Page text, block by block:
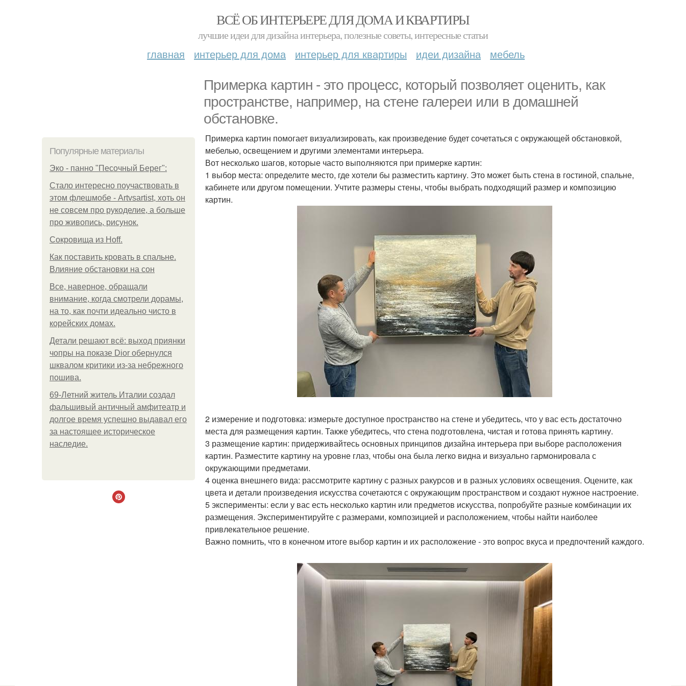
ВСЁ ОБ ИНТЕРЬЕРЕ ДЛЯ ДОМА И КВАРТИРЫ
лучшие идеи для дизайна интерьера, полезные советы, интересные статьи
главная интерьер для дома интерьер для квартиры идеи дизайна мебель
Примерка картин - это процесс, который позволяет оценить, как
пространстве, например, на стене галереи или в домашней
обстановке.
Популярные материалы
Эко - панно "Песочный Берег":
Стало интересно поучаствовать в
этом флешмобе - Artvsartist, хоть он
не совсем про рукоделие, а больше
про живопись, рисунок.
Сокровища из Hoff.
Как поставить кровать в спальне.
Влияние обстановки на сон
Все, наверное, обращали
внимание, когда смотрели дорамы,
на то, как почти идеально чисто в
корейских домах.
Детали решают всё: выход приянки
чопры на показе Dior обернулся
шквалом критики из-за небрежного
пошива.
69-Летний житель Италии создал
фальшивый античный амфитеатр и
долгое время успешно выдавал его
за настоящее историческое
наследие.
Примерка картин помогает визуализировать, как произведение будет сочетаться с окружающей обстановкой,
мебелью, освещением и другими элементами интерьера.
Вот несколько шагов, которые часто выполняются при примерке картин:
1 выбор места: определите место, где хотели бы разместить картину. Это может быть стена в гостиной, спальне,
кабинете или другом помещении. Учтите размеры стены, чтобы выбрать подходящий размер и композицию
картин.
2 измерение и подготовка: измерьте доступное пространство на стене и убедитесь, что у вас есть достаточно
места для размещения картин. Также убедитесь, что стена подготовлена, чистая и готова принять картину.
3 размещение картин: придерживайтесь основных принципов дизайна интерьера при выборе расположения
картин. Разместите картину на уровне глаз, чтобы она была легко видна и визуально гармонировала с
окружающими предметами.
4 оценка внешнего вида: рассмотрите картину с разных ракурсов и в разных условиях освещения. Оцените, как
цвета и детали произведения искусства сочетаются с окружающим пространством и создают нужное настроение.
5 эксперименты: если у вас есть несколько картин или предметов искусства, попробуйте разные комбинации их
размещения. Экспериментируйте с размерами, композицией и расположением, чтобы найти наиболее
привлекательное решение.
Важно помнить, что в конечном итоге выбор картин и их расположение - это вопрос вкуса и предпочтений каждого.